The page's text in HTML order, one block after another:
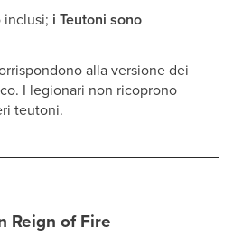
inclusi; i Teutoni sono
alla versione dei
I legionari non ricoprono
teutoni.
Reign of Fire